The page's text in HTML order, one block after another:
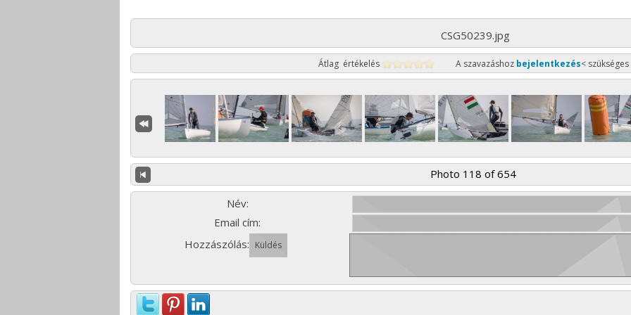
CSG50239.jpg
Átlag értékelés A szavazáshoz bejelentkezés< szükséges
Photo 118 of 654
Név:
Email cím:
Hozzászólás: